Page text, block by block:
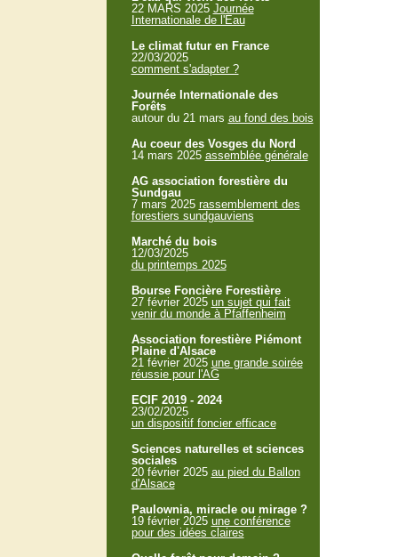
22 MARS 2025 Journée
Internationale de l'Eau
Le climat futur en France
22/03/2025
comment s'adapter ?
Journée Internationale des
Forêts
autour du 21 mars au fond des bois
Au coeur des Vosges du Nord
14 mars 2025 assemblée générale
AG association forestière du
Sundgau
7 mars 2025 rassemblement des
forestiers sundgauviens
Marché du bois
12/03/2025
du printemps 2025
Bourse Foncière Forestière
27 février 2025 un sujet qui fait
venir du monde à Pfaffenheim
Association forestière Piémont
Plaine d'Alsace
21 février 2025 une grande soirée
réussie pour l'AG
ECIF 2019 - 2024
23/02/2025
un dispositif foncier efficace
Sciences naturelles et sciences
sociales
20 février 2025 au pied du Ballon
d'Alsace
Paulownia, miracle ou mirage ?
19 février 2025 une conférence
pour des idées claires